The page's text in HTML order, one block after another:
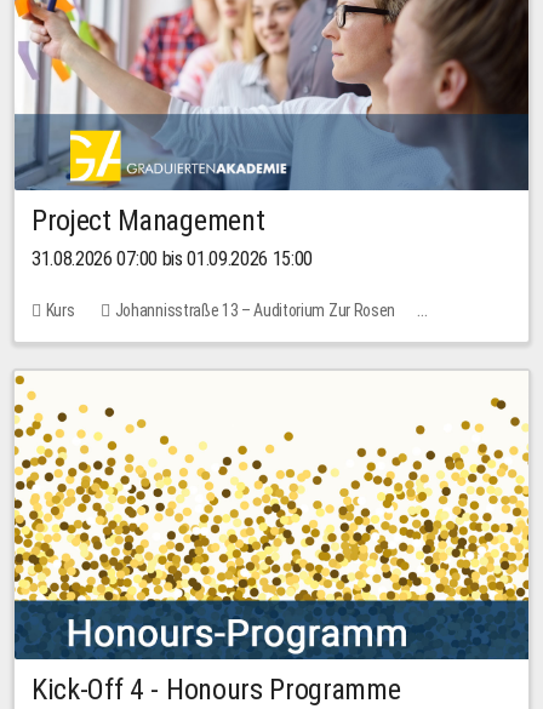
Project Management
31.08.2026 07:00 bis 01.09.2026 15:00
Kurs
Johannisstraße 13 – Auditorium Zur Rosen
Keine freien Plätze
30,00 EUR
Kick-Off 4 - Honours Programme